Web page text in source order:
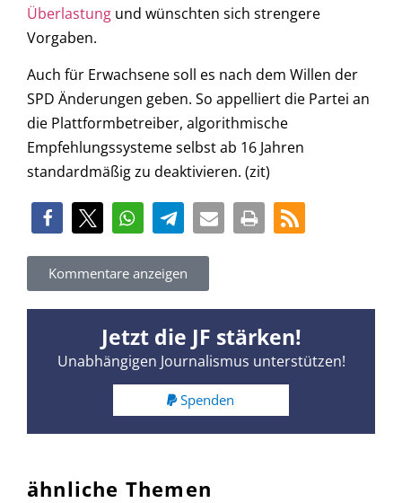
Überlastung und wünschten sich strengere
Vorgaben.
Auch für Erwachsene soll es nach dem Willen der
SPD Änderungen geben. So appelliert die Partei an
die Plattformbetreiber, algorithmische
Empfehlungssysteme selbst ab 16 Jahren
standardmäßig zu deaktivieren. (zit)
Kommentare anzeigen
Jetzt die JF stärken!
Unabhängigen Journalismus unterstützen!
Spenden
ähnliche Themen